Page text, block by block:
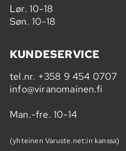
Lør. 10-18
Søn. 10-18
KUNDESERVICE
tel.nr. +358 9 454 0707
info@viranomainen.fi
Man.-fre. 10-14
(yhteinen Varuste.net:in kanssa)